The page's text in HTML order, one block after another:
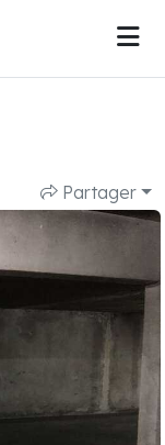
Partager